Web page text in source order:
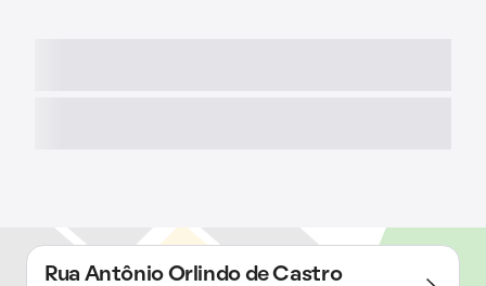
Rua Antônio Orlindo de Castro